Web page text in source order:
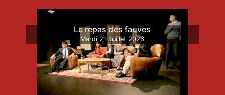
Le repas des fauves
Mardi 21 Juillet 2026